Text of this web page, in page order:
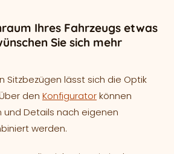
Ihres Fahrzeugs etwas
Sie sich mehr
Sitzbezügen lässt sich die Optik
den Konfiguratorkönnen
und Details nach eigenen
werden.